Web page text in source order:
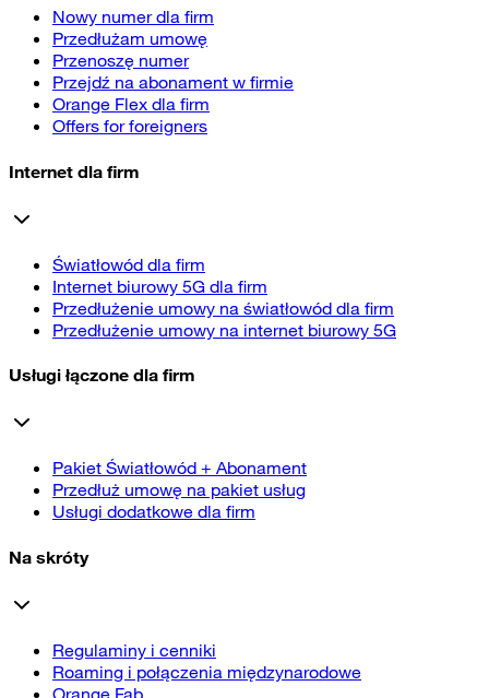
Nowy numer dla firm
Przedłużam umowę
Przenoszę numer
Przejdź na abonament w firmie
Orange Flex dla firm
Offers for foreigners
Internet dla firm
Światłowód dla firm
Internet biurowy 5G dla firm
Przedłużenie umowy na światłowód dla firm
Przedłużenie umowy na internet biurowy 5G
Usługi łączone dla firm
Pakiet Światłowód + Abonament
Przedłuż umowę na pakiet usług
Usługi dodatkowe dla firm
Na skróty
Regulaminy i cenniki
Roaming i połączenia międzynarodowe
Orange Fab